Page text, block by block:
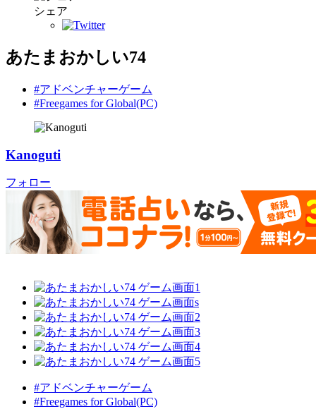
シェア
あたまおかしい74
#アドベンチャーゲーム
#Freegames for Global(PC)
Kanoguti
フォロー
#アドベンチャーゲーム
#Freegames for Global(PC)